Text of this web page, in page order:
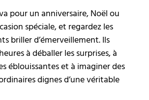
pour un anniversaire, Noël ou
spéciale, et regardez les
briller d’émerveillement. Ils
à déballer les surprises, à
éblouissantes et à imaginer des
dignes d’une véritable